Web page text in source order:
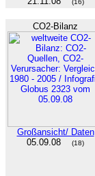
(16)
CO2-Bilanz
Großansicht/ Daten
05.09.08
(18)